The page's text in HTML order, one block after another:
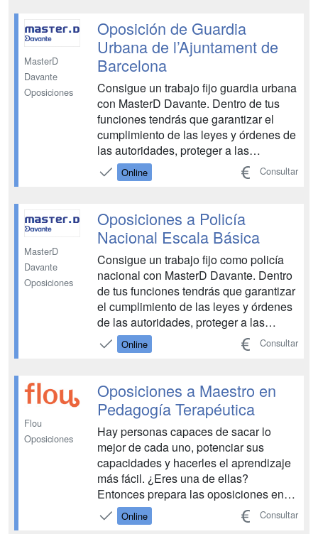
en CEAC para preparar las oposiciones
y ...
MasterD
Davante
Oposiciones
Oposición de Guardia
Urbana de l’Ajuntament de
Barcelona
Consigue un trabajo fijo guardia urbana
con MasterD Davante. Dentro de tus
funciones tendrás que garantizar el
cumplimiento de las leyes y órdenes de
las autoridades, proteger a las
personas y bienes en situación de
peligro, y vigilar edificios e
disposición todos los medios
necesarios para aprobar las oposicion...
Online Consultar
MasterD
Davante
Oposiciones
Oposiciones a Policía
Nacional Escala Básica
Consigue un trabajo fijo como policía
nacional con MasterD Davante. Dentro
de tus funciones tendrás que garantizar
el cumplimiento de las leyes y órdenes
de las autoridades, proteger a las
personas y bienes en situación de
peligro, y vigilar edificios e
disposición todos los medios
necesarios para aprobar las o...
Online Consultar
Flou
Oposiciones
Oposiciones a Maestro en
Pedagogía Terapéutica
Hay personas capaces de sacar lo
mejor de cada uno, potenciar sus
capacidades y hacerles el aprendizaje
más fácil. ¿Eres una de ellas?
Entonces prepara las oposiciones en
Pedagogía Terapéutica y consigue el
trabajo de tus sueños, ¡y de por vida!...
Online Consultar